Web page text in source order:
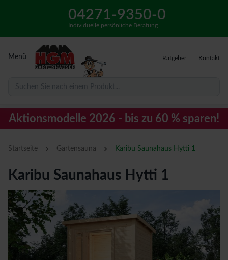
04271-9350-0
Individuelle persönliche Beratung
Menü Ratgeber Kontakt
Suchen Sie nach einem Produkt...
Aktionsmodelle 2026 - bis zu 60 % sparen!
Startseite › Gartensauna › Karibu Saunahaus Hytti 1
Karibu Saunahaus Hytti 1